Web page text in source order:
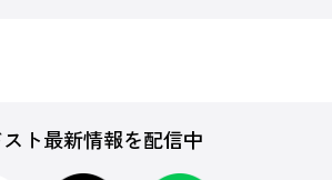
ト最新情報を配信中